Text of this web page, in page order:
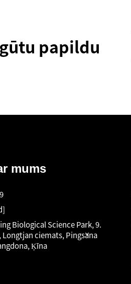
papildu
mums
Biological Science Park, 9.
ciemats, Pingšana
Ķīna